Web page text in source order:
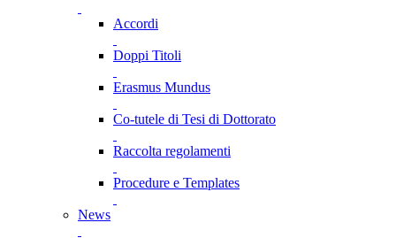
Accordi
Doppi Titoli
Erasmus Mundus
Co-tutele di Tesi di Dottorato
Raccolta regolamenti
Procedure e Templates
News